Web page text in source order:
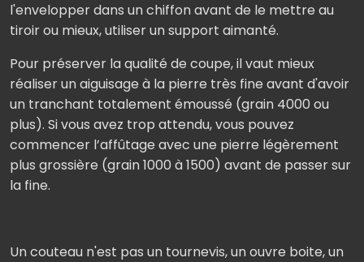
l'envelopper dans un chiffon avant de le mettre au
tiroir ou mieux, utiliser un support aimanté.
Pour préserver la qualité de coupe, il vaut mieux
réaliser un aiguisage à la pierre très fine avant d'avoir
un tranchant totalement émoussé (grain 4000 ou
plus). Si vous avez trop attendu, vous pouvez
commencer l’affûtage avec une pierre légèrement
plus grossière (grain 1000 à 1500) avant de passer sur
la fine.
Un couteau n'est pas un tournevis, un ouvre boite, un